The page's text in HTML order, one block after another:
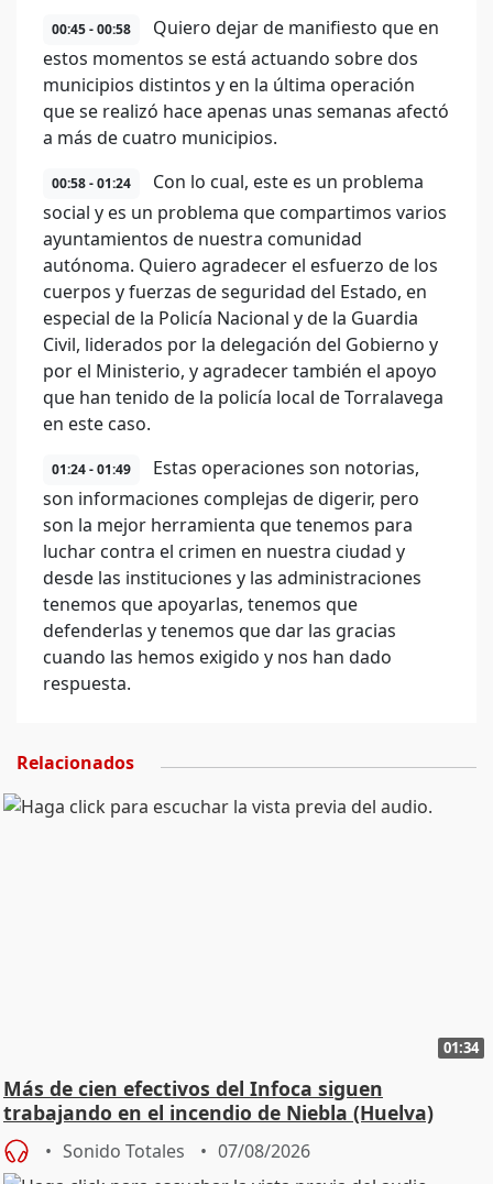
00:45 - 00:58
Quiero dejar de manifiesto que en
estos momentos se está actuando sobre dos
municipios distintos y en la última operación
que se realizó hace apenas unas semanas afectó
a más de cuatro municipios.
00:58 - 01:24
Con lo cual, este es un problema
social y es un problema que compartimos varios
ayuntamientos de nuestra comunidad
autónoma. Quiero agradecer el esfuerzo de los
cuerpos y fuerzas de seguridad del Estado, en
especial de la Policía Nacional y de la Guardia
Civil, liderados por la delegación del Gobierno y
por el Ministerio, y agradecer también el apoyo
que han tenido de la policía local de Torralavega
en este caso.
01:24 - 01:49
Estas operaciones son notorias,
son informaciones complejas de digerir, pero
son la mejor herramienta que tenemos para
luchar contra el crimen en nuestra ciudad y
desde las instituciones y las administraciones
tenemos que apoyarlas, tenemos que
defenderlas y tenemos que dar las gracias
cuando las hemos exigido y nos han dado
respuesta.
Relacionados
01:34
Más de cien efectivos del Infoca siguen
trabajando en el incendio de Niebla (Huelva)
Sonido Totales 07/08/2026